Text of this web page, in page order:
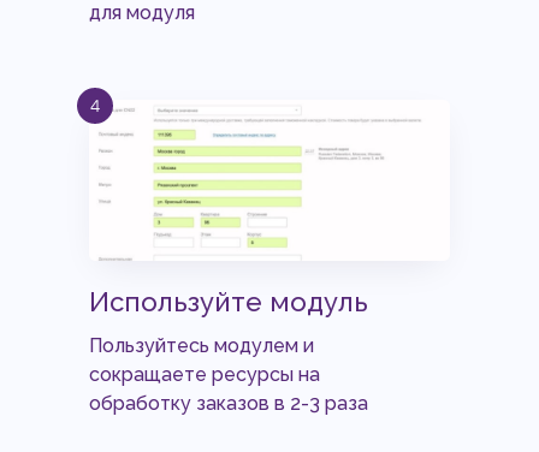
для модуля
Используйте модуль
Пользуйтесь модулем и
сокращаете ресурсы на
обработку заказов в 2-3 раза